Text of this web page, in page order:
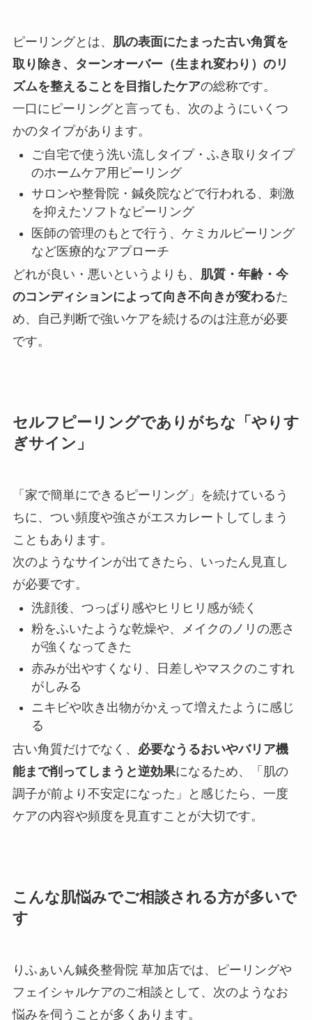
ピーリングとは、 肌の表面にたまった古い角質を
取り除き、ターンオーバー（生まれ変わり）のリ
ズムを整えることを目指したケアの総称です。
一口にピーリングと言っても、次のようにいくつ
かのタイプがあります。
ご自宅で使う洗い流しタイプ・ふき取りタイプ
のホームケア用ピーリング
サロンや整骨院・鍼灸院などで行われる、刺激
を抑えたソフトなピーリング
医師の管理のもとで行う、ケミカルピーリング
など医療的なアプローチ
どれが良い・悪いというよりも、 肌質・年齢・今
のコンディションによって向き不向きが変わるた
め、自己判断で強いケアを続けるのは注意が必要
です。
セルフピーリングでありがちな「やりす
ぎサイン」
「家で簡単にできるピーリング」を続けているう
ちに、つい頻度や強さがエスカレートしてしまう
こともあります。
次のようなサインが出てきたら、いったん見直し
が必要です。
洗顔後、つっぱり感やヒリヒリ感が続く
粉をふいたような乾燥や、メイクのノリの悪さ
が強くなってきた
赤みが出やすくなり、日差しやマスクのこすれ
がしみる
ニキビや吹き出物がかえって増えたように感じ
る
古い角質だけでなく、 必要なうるおいやバリア機
能まで削ってしまうと逆効果になるため、「肌の
調子が前より不安定になった」と感じたら、一度
ケアの内容や頻度を見直すことが大切です。
こんな肌悩みでご相談される方が多いで
す
りふぁいん鍼灸整骨院 草加店では、ピーリングや
フェイシャルケアのご相談として、次のようなお
悩みを伺うことが多くあります。